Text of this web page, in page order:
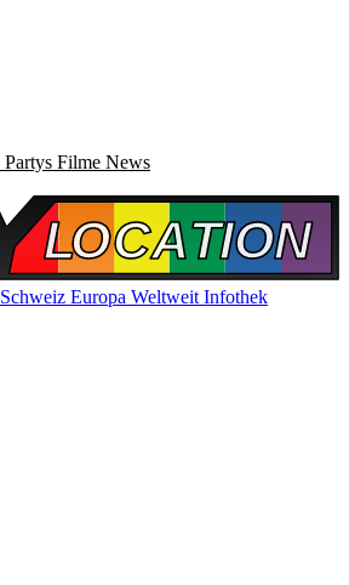
Partys Filme News
Schweiz Europa Weltweit Infothek